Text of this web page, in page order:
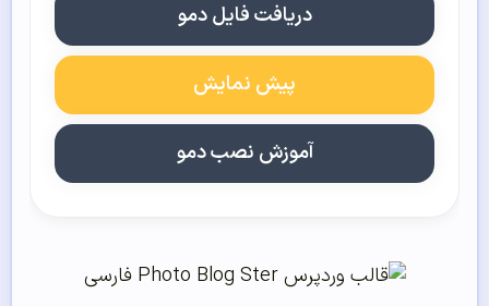
دریافت فایل دمو
پیش نمایش
آموزش نصب دمو